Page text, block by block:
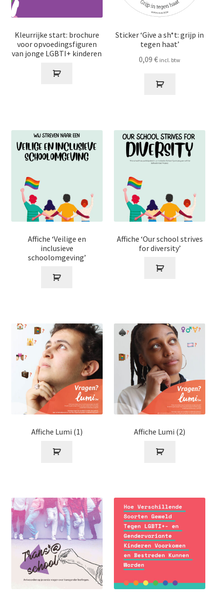
Kleurrijke start: brochure
voor opvoedingsfiguren
van jonge LGBTI+ kinderen
Sticker ‘Give a sh*t: grijp in
tegen haat’
0,09€ incl. btw
Affiche ‘Veilige en
inclusieve
schoolomgeving’
Affiche ‘Our school strives
for diversity’
Affiche Lumi (1) Affiche Lumi (2)